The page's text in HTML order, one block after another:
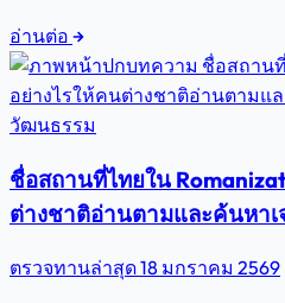
อ่านต่อ
วัฒนธรรม
ชื่อสถานที่ไทยใน
ต่างชาติอ่านตามและค้นหาเ
ตรวจทานล่าสุด18 มกราคม 2569